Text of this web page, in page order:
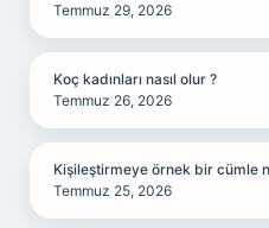
Temmuz 29, 2026
Koç kadınları nasıl olur ?
Temmuz 26, 2026
Kişileştirmeye örnek bir cümle
Temmuz 25, 2026